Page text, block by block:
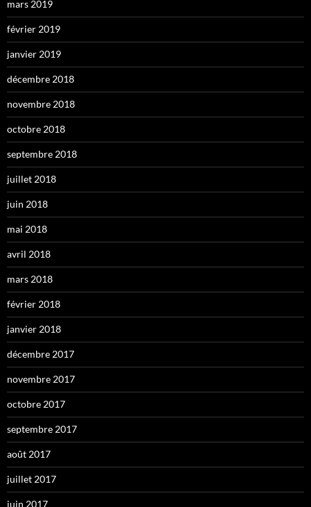
mars 2019
février 2019
janvier 2019
décembre 2018
novembre 2018
octobre 2018
septembre 2018
juillet 2018
juin 2018
mai 2018
avril 2018
mars 2018
février 2018
janvier 2018
décembre 2017
novembre 2017
octobre 2017
septembre 2017
août 2017
juillet 2017
juin 2017